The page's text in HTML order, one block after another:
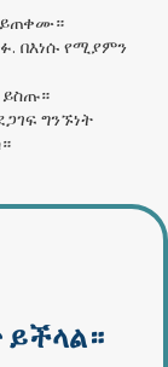
በእነሱ የሚያምን
ግንኙነት
ይችላል።